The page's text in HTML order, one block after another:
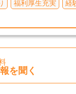
福利厚生充実 経
を聞く